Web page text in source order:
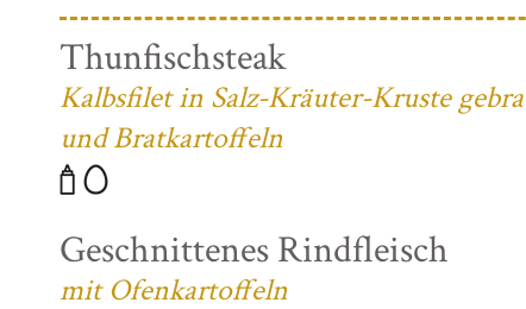
Thunfischsteak
Kalbsfilet in Salz-Kräuter-Kruste
und Bratkartoffeln
Geschnittenes Rindfleisch
mit Ofenkartoffeln